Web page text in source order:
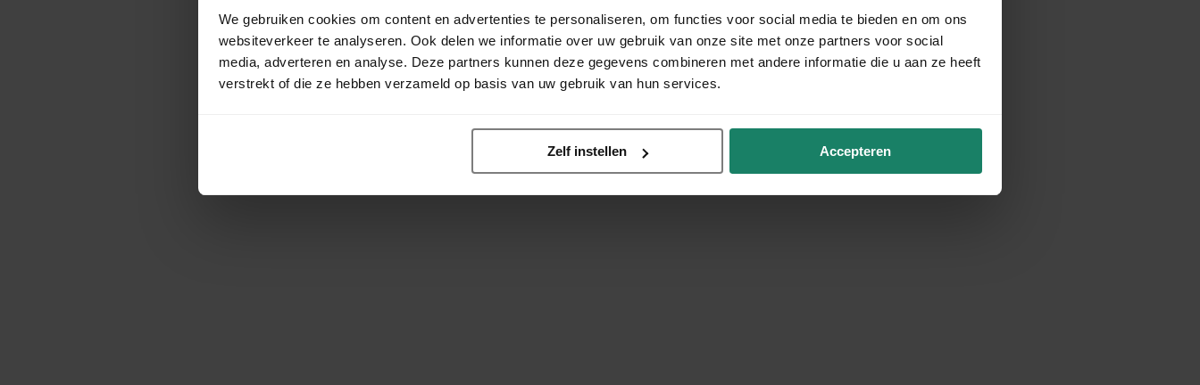
We gebruiken cookies om content en advertenties te personaliseren, om functies voor social media te bieden en om ons
websiteverkeer te analyseren. Ook delen we informatie over uw gebruik van onze site met onze partners voor social
media, adverteren en analyse. Deze partners kunnen deze gegevens combineren met andere informatie die u aan ze heeft
verstrekt of die ze hebben verzameld op basis van uw gebruik van hun services.
Zelf instellen Accepteren